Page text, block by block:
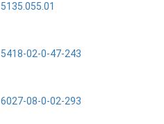
5135.055.01
5418-02-0-47-243
6027-08-0-02-293